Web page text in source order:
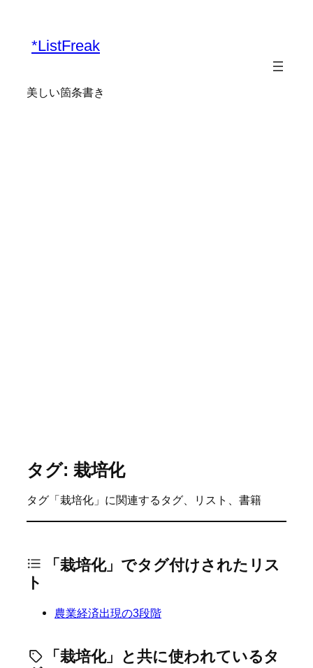
*ListFreak
美しい箇条書き
タグ: 栽培化
タグ「栽培化」に関連するタグ、リスト、書籍
「栽培化」でタグ付けされたリス
ト
農業経済出現の3段階
「栽培化」と共に使われているタ